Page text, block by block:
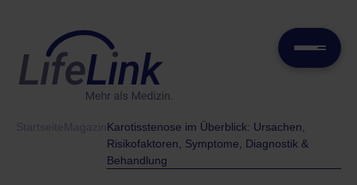
Karotisstenose im Überblick: Ursachen,
Risikofaktoren, Symptome, Diagnostik &
Behandlung